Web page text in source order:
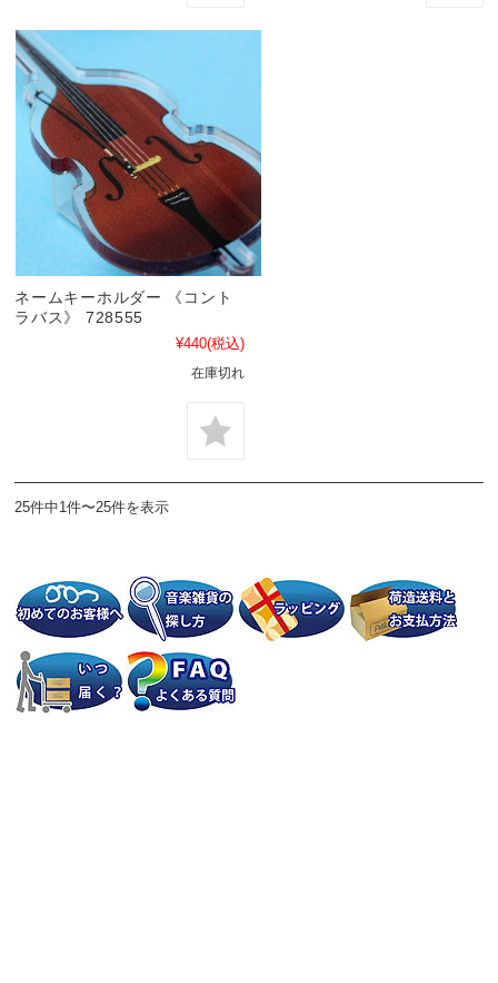
ネームキーホルダー 《コント
ラバス》 728555
¥440(税込)
在庫切れ
25件中1件〜25件を表示